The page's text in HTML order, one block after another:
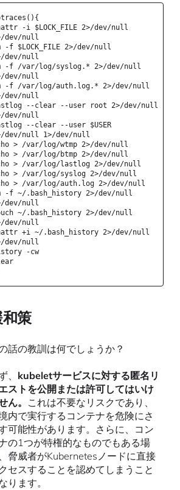
-i $LOCK_FILE 2>/dev/null
dev/null
-f $LOCK_FILE 2>/dev/null
dev/null
-f /var/log/syslog.* 2>/dev/null
dev/null
-f /var/log/auth.log.* 2>/dev/null
dev/null
--clear --user root 2>/dev/null
dev/null
--clear --user $USER
dev/null 1>/dev/null
> /var/log/wtmp 2>/dev/null
> /var/log/btmp 2>/dev/null
> /var/log/lastlog 2>/dev/null
> /var/log/syslog 2>/dev/null
> /var/log/auth.log 2>/dev/null
-f ~/.bash_history 2>/dev/null
dev/null
~/.bash_history 2>/dev/null
dev/null
+i ~/.bash_history 2>/dev/null
dev/null
-cw
策
話の教訓は何でしょうか？
、 kubeletサービスに対する匿名リ
ストを公開または許可してはいけ
ん。 これは不要なリスクであり、
内で実行するコンテナを危険にさ
可能性があります。さらに、コン
の1つが特権的なものでもある場
脅威者がKubernetesノードに直接
セスすることを認めてしまうこと
ります。